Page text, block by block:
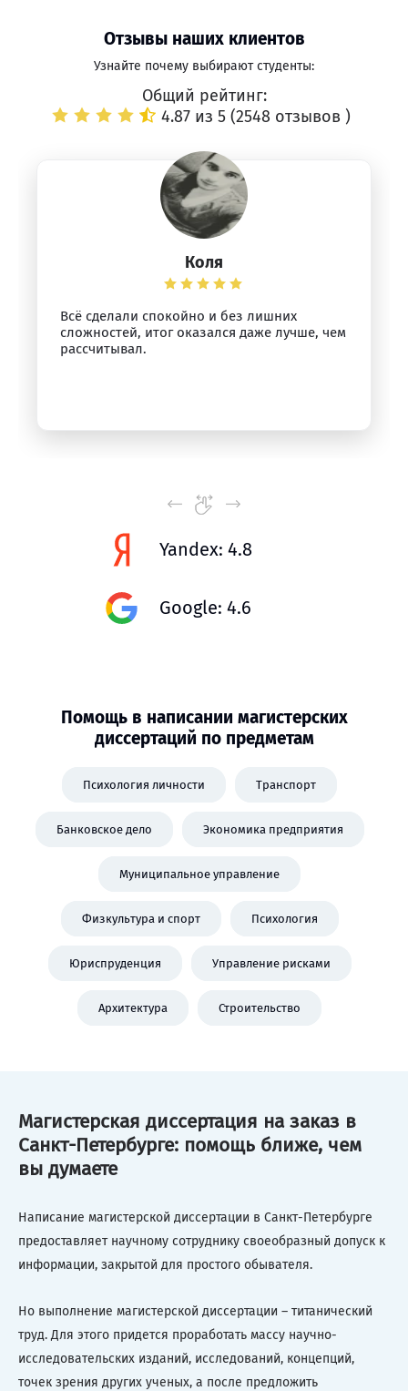
Отзывы наших клиентов
Узнайте почему выбирают студенты:
Общий рейтинг:
4.87 из 5 (2548 отзывов )
Коля
Всё сделали спокойно и без лишних
сложностей, итог оказался даже лучше, чем
рассчитывал.
Yandex: 4.8
Google: 4.6
Помощь в написании магистерских
диссертаций по предметам
Психология личности Транспорт
Банковское дело Экономика предприятия
Муниципальное управление
Физкультура и спорт Психология
Юриспруденция Управление рисками
Архитектура Строительство
Магистерская диссертация на заказ в
Санкт-Петербурге: помощь ближе, чем
вы думаете
Написание магистерской диссертации в Санкт-Петербурге
предоставляет научному сотруднику своеобразный допуск к
информации, закрытой для простого обывателя.
Но выполнение магистерской диссертации – титанический
труд. Для этого придется проработать массу научно-
исследовательских изданий, исследований, концепций,
точек зрения других ученых, а после предложить